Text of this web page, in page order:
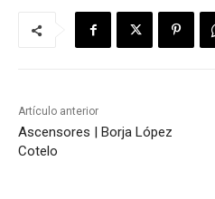
Artículo anterior
Ascensores | Borja López
Cotelo